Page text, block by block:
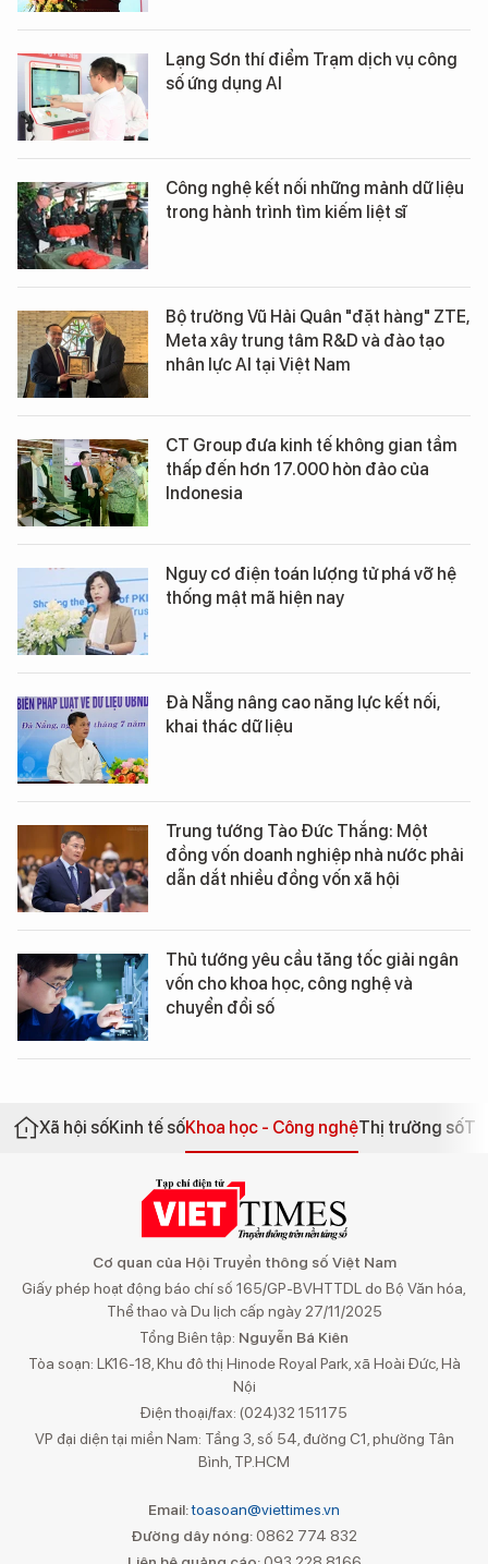
Lạng Sơn thí điểm Trạm dịch vụ công
số ứng dụng AI
Công nghệ kết nối những mảnh dữ liệu
trong hành trình tìm kiếm liệt sĩ
Bộ trưởng Vũ Hải Quân "đặt hàng" ZTE,
Meta xây trung tâm R&D và đào tạo
nhân lực AI tại Việt Nam
CT Group đưa kinh tế không gian tầm
thấp đến hơn 17.000 hòn đảo của
Indonesia
Nguy cơ điện toán lượng tử phá vỡ hệ
thống mật mã hiện nay
Đà Nẵng nâng cao năng lực kết nối,
khai thác dữ liệu
Trung tướng Tào Đức Thắng: Một
đồng vốn doanh nghiệp nhà nước phải
dẫn dắt nhiều đồng vốn xã hội
Thủ tướng yêu cầu tăng tốc giải ngân
vốn cho khoa học, công nghệ và
chuyển đổi số
Xã hội sốKinh tế sốKhoa học - Công nghệThị trường số
Cơ quan của Hội Truyền thông số Việt Nam
Giấy phép hoạt động báo chí số 165/GP-BVHTTDL do Bộ Văn hóa,
Thể thao và Du lịch cấp ngày 27/11/2025
Tổng Biên tập: Nguyễn Bá Kiên
Tòa soạn: LK16-18, Khu đô thị Hinode Royal Park, xã Hoài Đức, Hà
Nội
Điện thoại/fax: (024)32 151175
VP đại diện tại miền Nam: Tầng 3, số 54, đường C1, phường Tân
Bình, TP.HCM
Email:toasoan@viettimes.vn
Đường dây nóng: 0862 774 832